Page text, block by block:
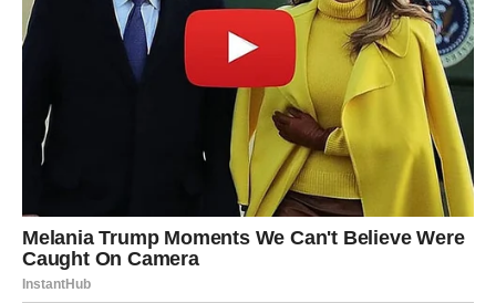
Ohlađeno tijesto izvadite iz zamrzivača i jednolično naribajte
preko narezanih jabuka.
Posudu stavite u pećnicu zagrijanu na 180 stupnjeva i pecite
po uputama.